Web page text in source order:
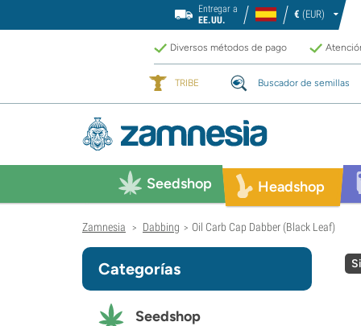
Entregar a
EE.UU.
€ (EUR)
Diversos métodos de pago
TRIBE Buscador de semillas
Seedshop Headshop
Zamnesia > Dabbing > Oil Carb Cap Dabber (Black Leaf)
Categorías
Seedshop